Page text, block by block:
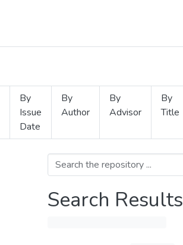
By
Issue
Date
By
Author
By
Advisor
By
Title
Search Results